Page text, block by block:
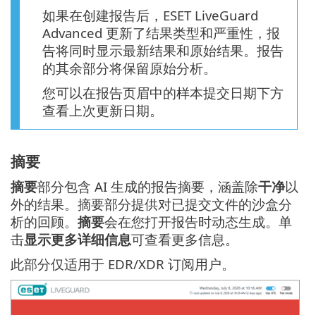
如果在创建报告后，ESET LiveGuard
Advanced 更新了结果类型和严重性，报
告将同时显示最新结果和原始结果。报告
的其余部分将保留原始分析。
您可以在报告页眉中的样本提交日期下方
查看上次更新日期。
摘要
摘要部分包含 AI 生成的报告摘要，涵盖除干净以
外的结果。摘要部分提供对已提交文件的沙盒分
析的回顾。 摘要会在您打开报告时动态生成。单
击显示更多详细信息可查看更多信息。
此部分仅适用于 EDR/XDR 订阅用户。